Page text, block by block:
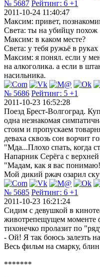
№ 5687 Рейтинг: 6 +1
2011-10-24 11:40:47
Максим: привет,
Света: ты на убийцу похож
Максим: в каком месте?
Света: у тебя ружьё в руках
Максим: я понял. если у
на алкоголика. а если в
насильника.
№ 5686 Рейтинг: 5 +1
2011-10-23 16:52:28
Поезд Брест-Волгоград.
одна незнакомая
стоим и пропускаем
деваха сквозь сон ворчит
"Мда...Плохо спать, когда
Напарник Серёга с
"Мадам, как я вас
Мой дикий ржач озарил
№ 5685 Рейтинг: 6 +1
2011-10-23 16:21:24
Сидим с девушкой в
животрепещущем моменте
тихонечко пролазит по
- Ой! Я так боюсь залезть
Весь фильм на смарку,
*******